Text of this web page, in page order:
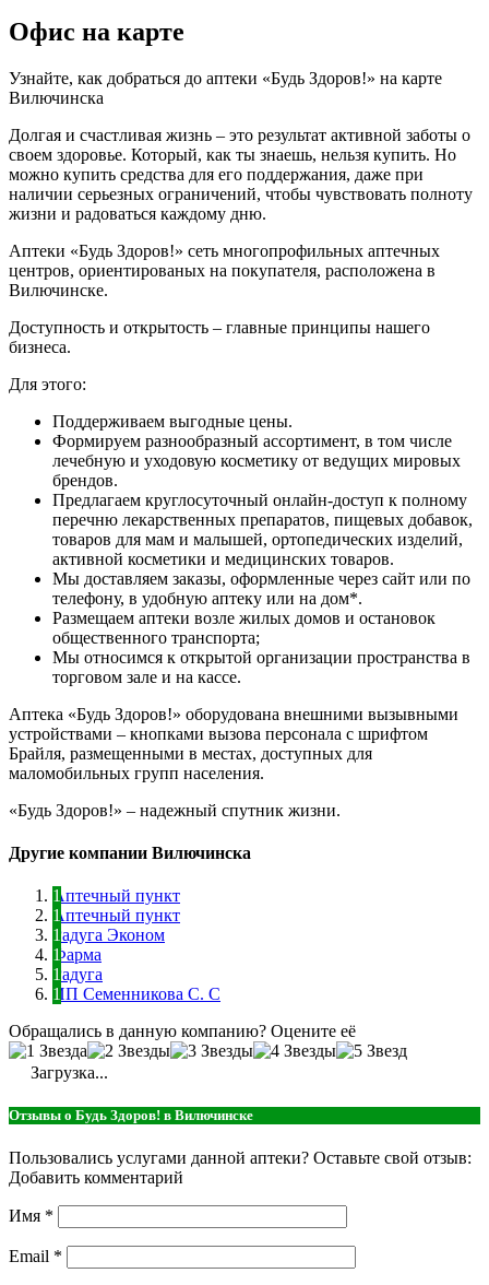
Офис на карте
Узнайте, как добраться до аптеки «Будь Здоров!» на карте
Вилючинска
Долгая и счастливая жизнь – это результат активной заботы о
своем здоровье. Который, как ты знаешь, нельзя купить. Но
можно купить средства для его поддержания, даже при
наличии серьезных ограничений, чтобы чувствовать полноту
жизни и радоваться каждому дню.
Аптеки «Будь Здоров!» сеть многопрофильных аптечных
центров, ориентированых на покупателя, расположена в
Вилючинске.
Доступность и открытость – главные принципы нашего
бизнеса.
Для этого:
Поддерживаем выгодные цены.
Формируем разнообразный ассортимент, в том числе
лечебную и уходовую косметику от ведущих мировых
брендов.
Предлагаем круглосуточный онлайн-доступ к полному
перечню лекарственных препаратов, пищевых добавок,
товаров для мам и малышей, ортопедических изделий,
активной косметики и медицинских товаров.
Мы доставляем заказы, оформленные через сайт или по
телефону, в удобную аптеку или на дом*.
Размещаем аптеки возле жилых домов и остановок
общественного транспорта;
Мы относимся к открытой организации пространства в
торговом зале и на кассе.
Аптека «Будь Здоров!» оборудована внешними вызывными
устройствами – кнопками вызова персонала с шрифтом
Брайля, размещенными в местах, доступных для
маломобильных групп населения.
«Будь Здоров!» – надежный спутник жизни.
Другие компании Вилючинска
Аптечный пункт
Аптечный пункт
Радуга Эконом
Фарма
Радуга
ИП Семенникова С. С
Обращались в данную компанию? Оцените её
Загрузка...
Отзывы о Будь Здоров! в Вилючинске
Пользовались услугами данной аптеки? Оставьте свой отзыв:
Добавить комментарий
Имя *
Email *